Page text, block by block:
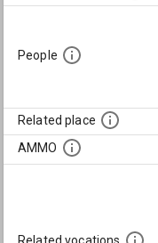
People
Related place
AMMO